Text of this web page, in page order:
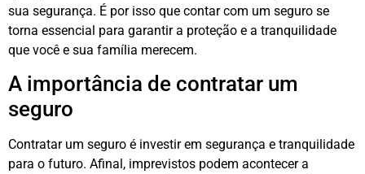
sua segurança. É por isso que contar com um seguro se
torna essencial para garantir a proteção e a tranquilidade
que você e sua família merecem.
A importância de contratar um
seguro
Contratar um seguro é investir em segurança e tranquilidade
para o futuro. Afinal, imprevistos podem acontecer a